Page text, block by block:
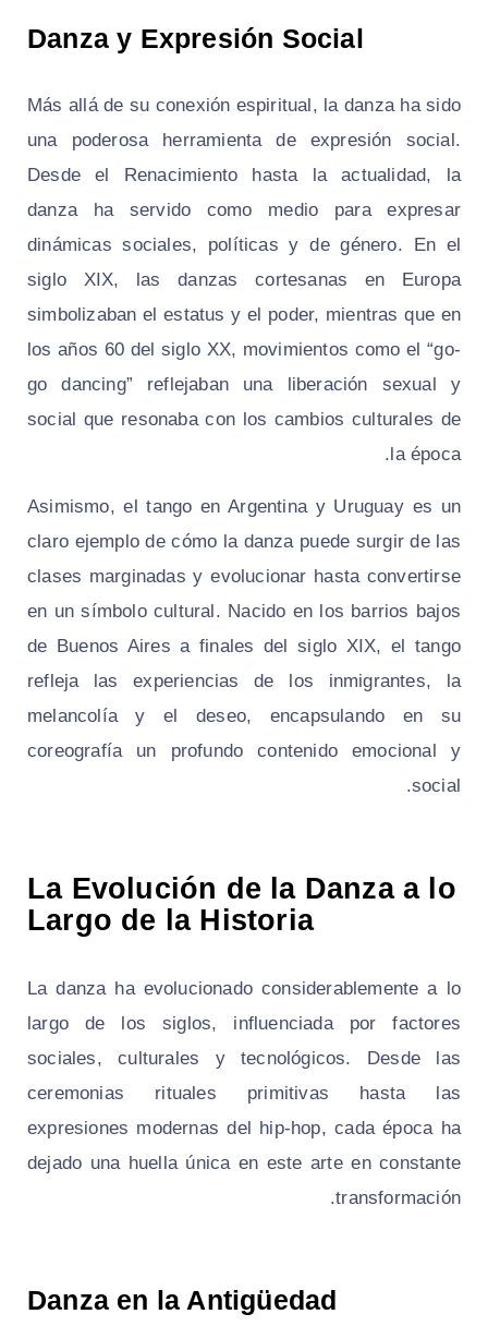
Danza y Expresión Social
Más allá de su conexión espiritual, la danza ha sido
una poderosa herramienta de expresión social.
Desde el Renacimiento hasta la actualidad, la
danza ha servido como medio para expresar
dinámicas sociales, políticas y de género. En el
siglo XIX, las danzas cortesanas en Europa
simbolizaban el estatus y el poder, mientras que en
los años 60 del siglo XX, movimientos como el “go-
go dancing” reflejaban una liberación sexual y
social que resonaba con los cambios culturales de
la época.
Asimismo, el tango en Argentina y Uruguay es un
claro ejemplo de cómo la danza puede surgir de las
clases marginadas y evolucionar hasta convertirse
en un símbolo cultural. Nacido en los barrios bajos
de Buenos Aires a finales del siglo XIX, el tango
refleja las experiencias de los inmigrantes, la
melancolía y el deseo, encapsulando en su
coreografía un profundo contenido emocional y
social.
La Evolución de la Danza a lo
Largo de la Historia
La danza ha evolucionado considerablemente a lo
largo de los siglos, influenciada por factores
sociales, culturales y tecnológicos. Desde las
ceremonias rituales primitivas hasta las
expresiones modernas del hip-hop, cada época ha
dejado una huella única en este arte en constante
transformación.
Danza en la Antigüedad